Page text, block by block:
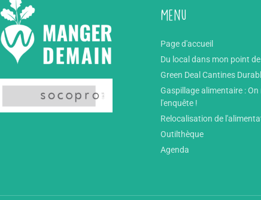
Menu
Page d'accueil
Du local dans mon point
Green Deal Cantines
Gaspillage alimentaire : On
l'enquête !
Relocalisation de
Outilthèque
Agenda